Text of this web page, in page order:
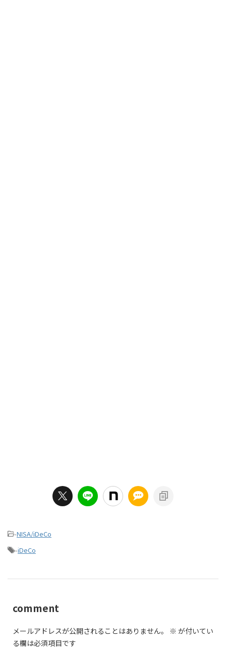
-NISA/iDeCo
-iDeCo
comment
メールアドレスが公開されることはありません。 ※ が付いてい
る欄は必須項目です